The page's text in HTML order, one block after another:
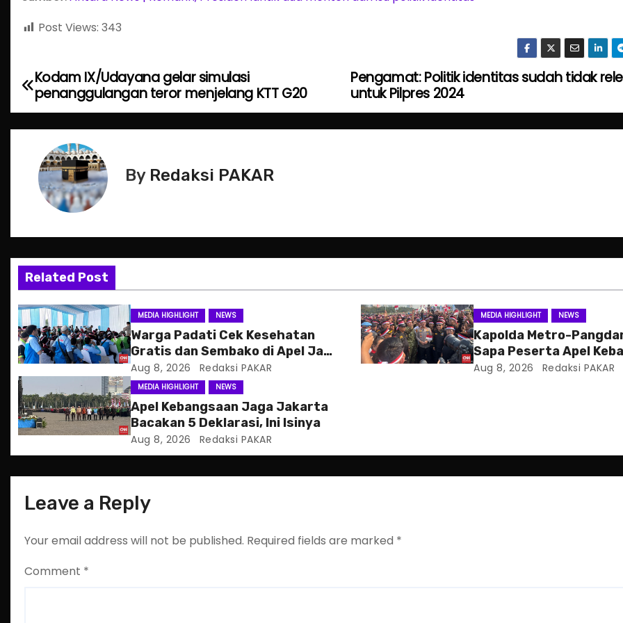
Post Views: 343
P
o
v
i
g
a
t
i
o
n
Pengamat: Politik identitas sudah tidak
untuk Pilpres 2024
Kodam IX/Udayana gelar simulasi
penanggulangan teror menjelang KTT G20
By Redaksi PAKAR
Related Post
MEDIA HIGHLIGHT NEWS
Warga Padati Cek Kesehatan
Gratis dan Sembako di Apel Jaga
Jakarta
Aug 8, 2026 Redaksi PAKAR
MEDIA HIGHLIGHT NEWS
Kapolda Metro-
Sapa Peserta Apel
Jaga Jakarta
Aug 8, 2026 Redaksi PAKAR
MEDIA HIGHLIGHT NEWS
Apel Kebangsaan Jaga Jakarta
Bacakan 5 Deklarasi, Ini Isinya
Aug 8, 2026 Redaksi PAKAR
Leave a Reply
Your email address will not be published. Required fields are marked *
Comment *